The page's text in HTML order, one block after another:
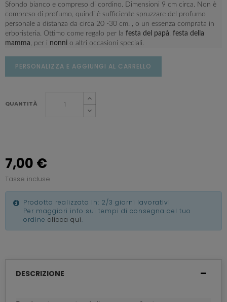
Sfondo bianco e compreso di cordino. Dimensioni 9 cm circa. Non è
compreso di profumo, quindi è sufficiente spruzzare del profumo
personale a distanza da circa 20 -30 cm. , o un essenza comprata in
erboristeria. Ottimo come regalo per la festa del papà festa della
mamma , per i nonni o altri occasioni speciali.
PERSONALIZZA E AGGIUNGI AL CARRELLO
QUANTITÀ
7,00 €
Tasse incluse
Prodotto realizzato in: 2/3 giorni lavorativi
Per maggiori info sui tempi di consegna del tuo
ordine clicca qui.
DESCRIZIONE